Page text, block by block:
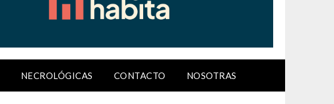
NECROLÓGICAS CONTACTO NOSOTRAS